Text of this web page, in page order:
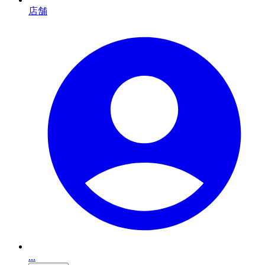
店舗
...